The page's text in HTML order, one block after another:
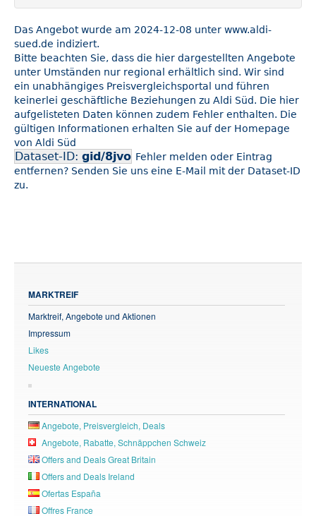
Das Angebot wurde am 2024-12-08 unter www.aldi-
sued.de indiziert.
Bitte beachten Sie, dass die hier dargestellten Angebote
unter Umständen nur regional erhältlich sind. Wir sind
ein unabhängiges Preisvergleichsportal und führen
keinerlei geschäftliche Beziehungen zu Aldi Süd. Die hier
aufgelisteten Daten können zudem Fehler enthalten. Die
gültigen Informationen erhalten Sie auf der Homepage
von Aldi Süd
Dataset-ID: gid/8jvo Fehler melden oder Eintrag
entfernen? Senden Sie uns eine E-Mail mit der Dataset-ID
zu.
MARKTREIF
Marktreif, Angebote und Aktionen
Impressum
Likes
Neueste Angebote
INTERNATIONAL
Angebote, Preisvergleich, Deals
Angebote, Rabatte, Schnäppchen Schweiz
Offers and Deals Great Britain
Offers and Deals Ireland
Ofertas España
Offres France